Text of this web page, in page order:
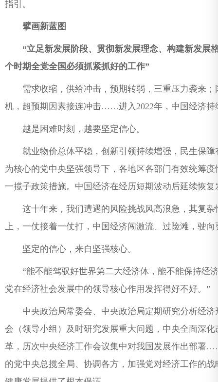
指引。
擘画新蓝图
“立足新发展阶段、贯彻新发展理念、构建新发展
个时期全党全国必须抓紧抓好的工作”
需求收缩，供给冲击，预期转弱，三重压力袭来；
机，超预期因素接连冲击……进入2022年，中国经济持
越是困难时刻，越要坚定信心。
就业物价总体平稳，创新引领持续增强，民生保
为核心的党中央坚强领导下，各地区各部门有效统筹
一揽子政策措施。中国经济在经历短期波动后延续恢
这十年来，我们遭遇的风险挑战风高浪急，其复杂
上，一仗接着一仗打，中国经济闯激流、过险滩，驶
坚定的信心，来自坚强核心。
“能不能驾驭好世界第二大经济体，能不能保持经
党在经济社会发展中的领导核心作用发挥得好不好。”
中央政治局常委会、中央政治局定期研究分析经济
会（领导小组）及时研究发展重大问题，中央全面深
革，历次中央经济工作会议集中对我国发展作出部署
的党中央总揽全局、协调各方，加强党对经济工作的